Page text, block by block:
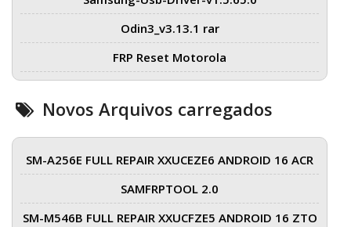
Odin3_v3.13.1 rar
FRP Reset Motorola
Novos Arquivos carregados
SM-A256E FULL REPAIR XXUCEZE6 ANDROID 16 ACR
SAMFRPTOOL 2.0
SM-M546B FULL REPAIR XXUCFZE5 ANDROID 16 ZTO